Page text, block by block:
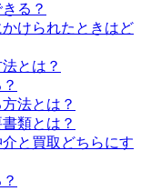
る？
けられたときはど
とは？
法とは？
類とは？
と買取どちらにす